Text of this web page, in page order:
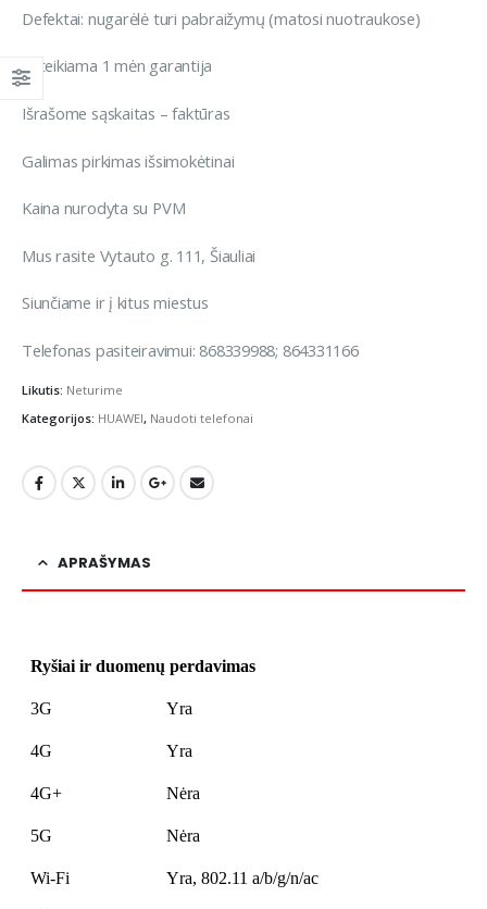
Defektai: nugarėlė turi pabraižymų (matosi nuotraukose)
Suteikiama 1 mėn garantija
Išrašome sąskaitas – faktūras
Galimas pirkimas išsimokėtinai
Kaina nurodyta su PVM
Mus rasite Vytauto g. 111, Šiauliai
Siunčiame ir į kitus miestus
Telefonas pasiteiravimui: 868339988; 864331166
Likutis: Neturime
Kategorijos: HUAWEI, Naudoti telefonai
APRAŠYMAS
Ryšiai ir duomenų perdavimas
3G Yra
4G Yra
4G+ Nėra
5G Nėra
Wi-Fi Yra, 802.11 a/b/g/n/ac